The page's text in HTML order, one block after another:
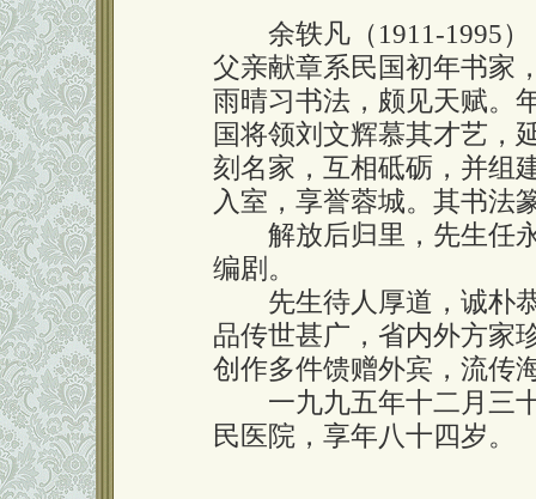
余轶凡（1911-1995）
父亲献章系民国初年书家
雨晴习书法，颇见天赋。
国将领刘文辉慕其才艺，
刻名家，互相砥砺，并组
入室，享誉蓉城。其书法
解放后归里，先生任永
编剧。
先生待人厚道，诚朴恭
品传世甚广，省内外方家
创作多件馈赠外宾，流传
一九九五年十二月三十
民医院，享年八十四岁。